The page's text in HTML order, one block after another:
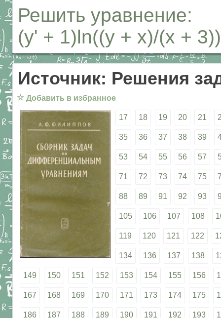
Решить уравнение:
(y' + 1)ln((y + x)/(x +
Источник: Решения
☆ Добавить в избранное
17 18 19 20 21
35 36 37 38 39
53 54 55 56 57
71 72 73 74 75
88 89 91 92 93
105 106 107 108
119 120 121 122
134 136 137 138
149 150 151 152 153 154 155 156
167 168 169 170 171 173 174 175
186 187 188 189 190 191 192 193